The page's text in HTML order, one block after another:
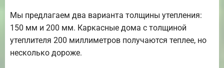
Мы предлагаем два варианта толщины утепления:
150 мм и 200 мм. Каркасные дома с толщиной
утеплителя 200 миллиметров получаются теплее, но
несколько дороже.